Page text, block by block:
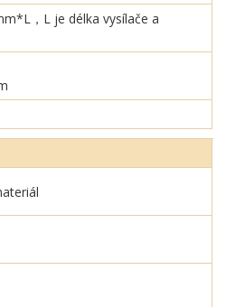
，L je délka vysílače a